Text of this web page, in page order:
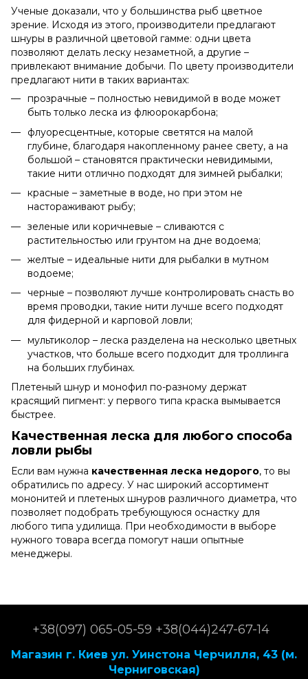
Ученые доказали, что у большинства рыб цветное
зрение. Исходя из этого, производители предлагают
шнуры в различной цветовой гамме: одни цвета
позволяют делать леску незаметной, а другие –
привлекают внимание добычи. По цвету производители
предлагают нити в таких вариантах:
прозрачные – полностью невидимой в воде может
быть только леска из флюорокарбона;
флуоресцентные, которые светятся на малой
глубине, благодаря накопленному ранее свету, а на
большой – становятся практически невидимыми,
такие нити отлично подходят для зимней рыбалки;
красные – заметные в воде, но при этом не
настораживают рыбу;
зеленые или коричневые – сливаются с
растительностью или грунтом на дне водоема;
желтые – идеальные нити для рыбалки в мутном
водоеме;
черные – позволяют лучше контролировать снасть во
время проводки, такие нити лучше всего подходят
для фидерной и карповой ловли;
мультиколор – леска разделена на несколько цветных
участков, что больше всего подходит для троллинга
на больших глубинах.
Плетеный шнур и монофил по-разному держат
красящий пигмент: у первого типа краска вымывается
быстрее.
Качественная леска для любого способа
ловли рыбы
Если вам нужна качественная леска недорого, то вы
обратились по адресу. У нас широкий ассортимент
мононитей и плетеных шнуров различного диаметра, что
позволяет подобрать требующуюся оснастку для
любого типа удилища. При необходимости в выборе
нужного товара всегда помогут наши опытные
менеджеры.
+38(097) 065-05-59 +38(044)247-67-14
Магазин г. Киев ул. Уинстона Черчилля, 43 (м.
Черниговская)